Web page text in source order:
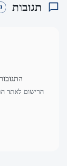
תגובות
הרישום לאתר